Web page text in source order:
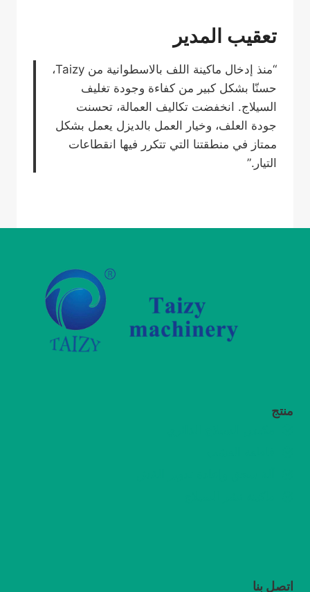
تعقيب المدير
“منذ إدخال ماكينة اللف بالاسطوانية من Taizy،
حسنّا بشكل كبير من كفاءة وجودة تغليف
السيلاج. انخفضت تكاليف العمالة، تحسنت
جودة العلف، وخيار العمل بالديزل يعمل بشكل
ممتاز في منطقتنا التي تتكرر فيها انقطاعات
التيار.”
منتج
اتصل بنا